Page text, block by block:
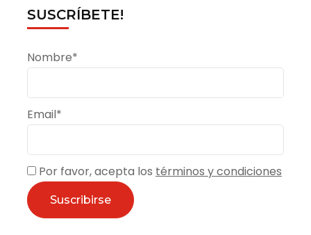
SUSCRÍBETE!
Nombre*
Email*
Por favor, acepta los términos y condiciones